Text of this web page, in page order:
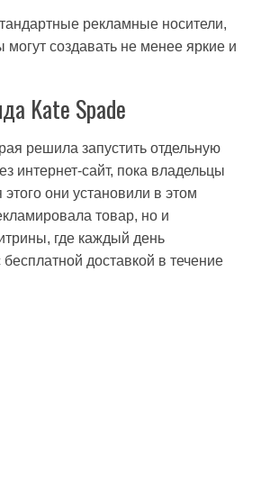
рекламные носители,
создавать не менее яркие и
Kate Spade
решила запустить отдельную
интернет-сайт, пока владельцы
они установили в этом
товар, но и
где каждый день
доставкой в течение